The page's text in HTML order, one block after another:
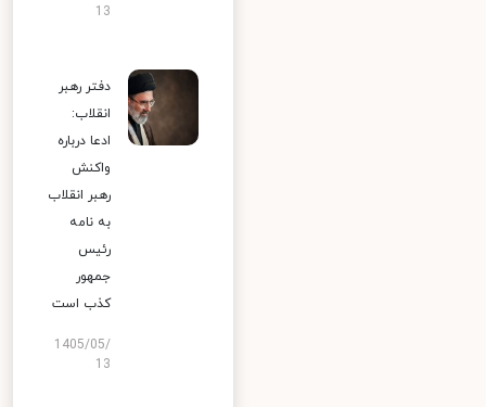
13
دفتر رهبر
انقلاب:
ادعا درباره
واکنش
رهبر انقلاب
به نامه
رئیس
جمهور
کذب است
1405/05/
13